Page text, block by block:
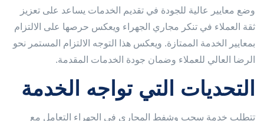
وضع معايير عالية للجودة في تقديم الخدمات يساعد على تعزيز
ثقة العملاء في تنكر مجاري الجهراء ويعكس حرصها على الالتزام
بمعايير الخدمة الممتازة. ويعكس هذا التوجه الالتزام المستمر نحو
الرضا العالي للعملاء وضمان جودة الخدمات المقدمة.
التحديات التي تواجه الخدمة
تتطلب خدمة سحب وشفط المجاري في الجهراء التعامل مع